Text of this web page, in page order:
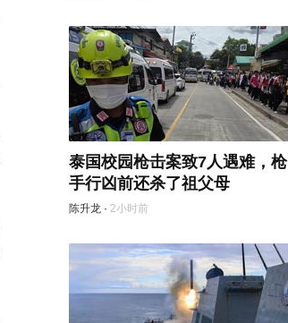
泰国校园枪击案致7人遇难，枪
手行凶前还杀了祖父母
陈升龙 · 2小时前